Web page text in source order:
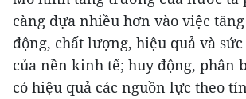
càng dựa nhiều hơn vào việc
động, chất lượng, hiệu quả và
của nền kinh tế; huy động, phân
có hiệu quả các nguồn lực theo